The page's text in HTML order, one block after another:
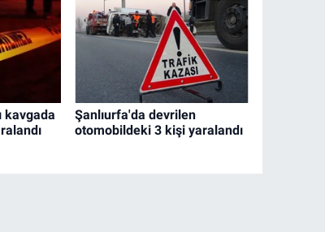
kavgada
Şanlıurfa'da devrilen
otomobildeki 3 kişi yaralandı